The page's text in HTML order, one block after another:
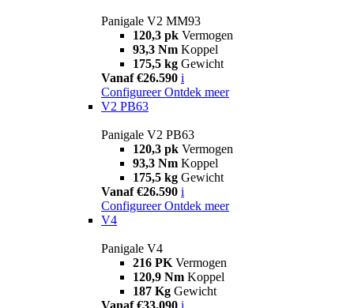
Panigale V2 MM93
120,3 pk Vermogen
93,3 Nm Koppel
175,5 kg Gewicht
Vanaf €26.590 i
Configureer Ontdek meer
V2 PB63
Panigale V2 PB63
120,3 pk Vermogen
93,3 Nm Koppel
175,5 kg Gewicht
Vanaf €26.590 i
Configureer Ontdek meer
V4
Panigale V4
216 PK Vermogen
120,9 Nm Koppel
187 Kg Gewicht
Vanaf €33.090 i